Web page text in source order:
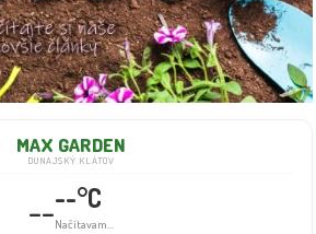
MAX GARDEN
DUNAJSKÝ KLÁTOV
----°C
Načítavam...